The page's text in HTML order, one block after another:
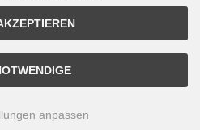
anpassen